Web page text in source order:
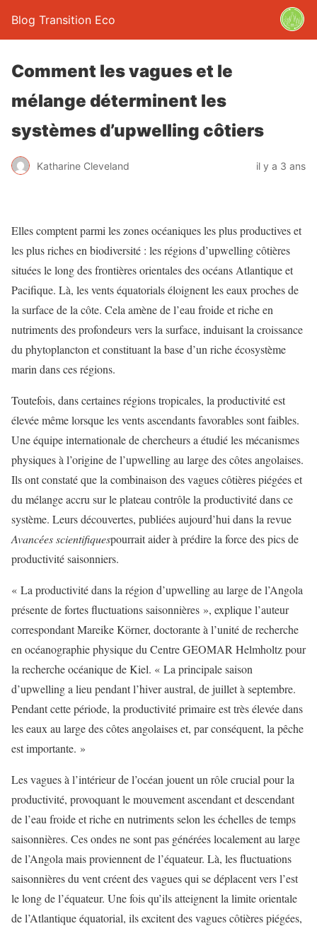
Blog Transition Eco
Comment les vagues et le
mélange déterminent les
systèmes d’upwelling côtiers
Katharine Cleveland il y a 3 ans
Elles comptent parmi les zones océaniques les plus productives et
les plus riches en biodiversité : les régions d’upwelling côtières
situées le long des frontières orientales des océans Atlantique et
Pacifique. Là, les vents équatorials éloignent les eaux proches de
la surface de la côte. Cela amène de l’eau froide et riche en
nutriments des profondeurs vers la surface, induisant la croissance
du phytoplancton et constituant la base d’un riche écosystème
marin dans ces régions.
Toutefois, dans certaines régions tropicales, la productivité est
élevée même lorsque les vents ascendants favorables sont faibles.
Une équipe internationale de chercheurs a étudié les mécanismes
physiques à l’origine de l’upwelling au large des côtes angolaises.
Ils ont constaté que la combinaison des vagues côtières piégées et
du mélange accru sur le plateau contrôle la productivité dans ce
système. Leurs découvertes, publiées aujourd’hui dans la revue
Avancées scientifiquespourrait aider à prédire la force des pics de
productivité saisonniers.
« La productivité dans la région d’upwelling au large de l’Angola
présente de fortes fluctuations saisonnières », explique l’auteur
correspondant Mareike Körner, doctorante à l’unité de recherche
en océanographie physique du Centre GEOMAR Helmholtz pour
la recherche océanique de Kiel. « La principale saison
d’upwelling a lieu pendant l’hiver austral, de juillet à septembre.
Pendant cette période, la productivité primaire est très élevée dans
les eaux au large des côtes angolaises et, par conséquent, la pêche
est importante. »
Les vagues à l’intérieur de l’océan jouent un rôle crucial pour la
productivité, provoquant le mouvement ascendant et descendant
de l’eau froide et riche en nutriments selon les échelles de temps
saisonnières. Ces ondes ne sont pas générées localement au large
de l’Angola mais proviennent de l’équateur. Là, les fluctuations
saisonnières du vent créent des vagues qui se déplacent vers l’est
le long de l’équateur. Une fois qu’ils atteignent la limite orientale
de l’Atlantique équatorial, ils excitent des vagues côtières piégées,